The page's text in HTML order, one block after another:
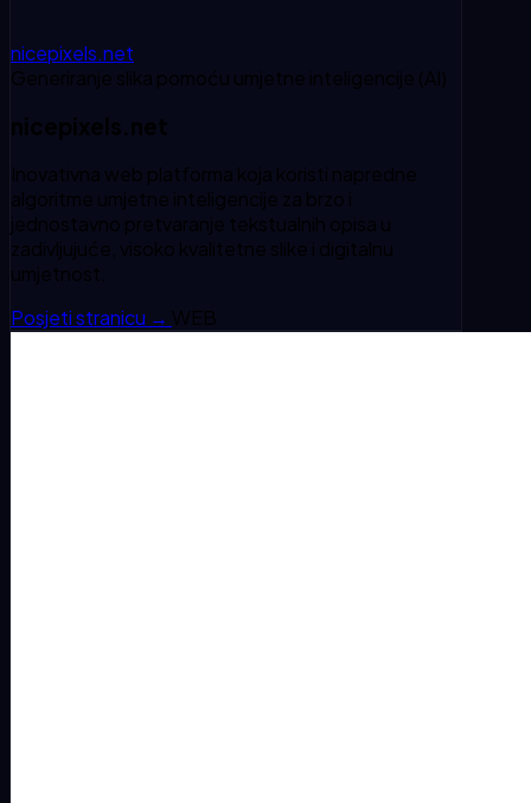
nicepixels.net
Generiranje slika pomoću umjetne inteligencije (AI)
nicepixels.net
Inovativna web platforma koja koristi napredne
algoritme umjetne inteligencije za brzo i
jednostavno pretvaranje tekstualnih opisa u
zadivljujuće, visoko kvalitetne slike i digitalnu
umjetnost.
Posjeti stranicu → WEB